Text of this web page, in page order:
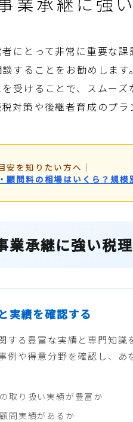
にとって非常に重要な
することをお勧めしま
受けることで、スムー
対策や後継者育成のプ
安を知りたい方へ ｜
顧問料の相場はいくら？規
業承継に強い税
実績を確認する
する豊富な実績と専門知識
例や得意分野を確認し、
取り扱い実績が豊富か
問実績があるか